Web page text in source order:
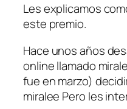
Les explicamos
este premio.
Hace unos años
online llamado
fue en marzo)
miralee Pero les